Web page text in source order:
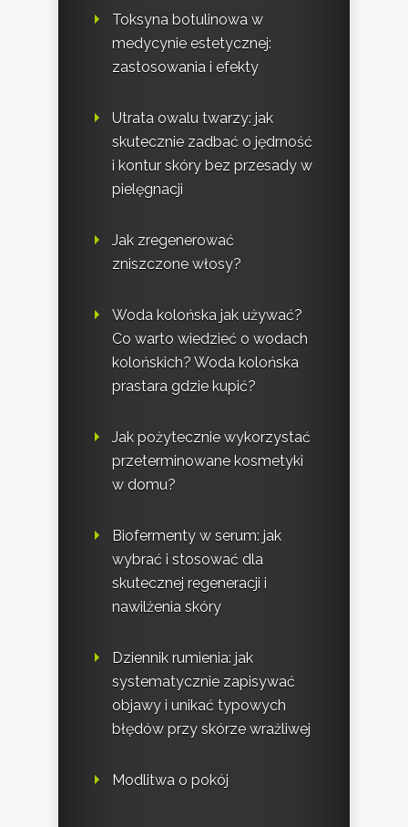
Toksyna botulinowa w
medycynie estetycznej:
zastosowania i efekty
Utrata owalu twarzy: jak
skutecznie zadbać o jędrność
i kontur skóry bez przesady w
pielęgnacji
Jak zregenerować
zniszczone włosy?
Woda kolońska jak używać?
Co warto wiedzieć o wodach
kolońskich? Woda kolońska
prastara gdzie kupić?
Jak pożytecznie wykorzystać
przeterminowane kosmetyki
w domu?
Biofermenty w serum: jak
wybrać i stosować dla
skutecznej regeneracji i
nawilżenia skóry
Dziennik rumienia: jak
systematycznie zapisywać
objawy i unikać typowych
błędów przy skórze wrażliwej
Modlitwa o pokój